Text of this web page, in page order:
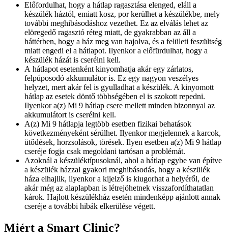
Előfordulhat, hogy a hátlap ragasztása elenged, eláll a
készülék háztól, emiatt kosz, por kerülhet a készülékbe, mely
további meghibásodáshoz vezethet. Ez az elválás lehet az
elöregedő ragasztó réteg miatt, de gyakrabban az áll a
háttérben, hogy a ház meg van hajolva, és a felületi feszültség
miatt engedi el a hátlapot. Ilyenkor a előfürdulhat, hogy a
készülék házát is cserélni kell.
A hátlapot esetenként kinyomhatja akár egy zárlatos,
felpúposodó akkumulátor is. Ez egy nagyon veszélyes
helyzet, mert akár fel is gyulladhat a készülék. A kinyomott
hátlap az esetek döntő többségében el is szokott repedni.
Ilyenkor a(z) Mi 9 hátlap csere mellett minden bizonnyal az
akkumulátort is cserélni kell.
A(z) Mi 9 hátlapja legtöbb esetben fizikai behatások
következményeként sérülhet. Ilyenkor megjelennek a karcok,
ütődések, horzsolások, törések. Ilyen esetben a(z) Mi 9 hátlap
cseréje fogja csak megoldani tartósan a problémát.
Azoknál a készüléktípusoknál, ahol a hátlap egybe van építve
a készülék házzal gyakori meghibásodás, hogy a készülék
háza elhajlik, ilyenkor a kijelző is kiugorhat a helyéről, de
akár még az alaplapban is létrejöhetnek visszafordíthatatlan
károk. Hajlott készülékház esetén mindenképp ajánlott annak
cseréje a további hibák elkerülése végett.
Miért a Smart Clinic?